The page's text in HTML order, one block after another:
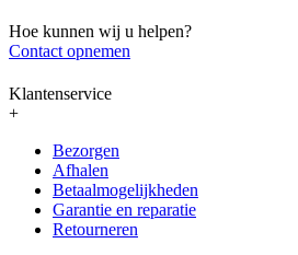
Hoe kunnen wij u helpen?
Contact opnemen
Klantenservice
+
Bezorgen
Afhalen
Betaalmogelijkheden
Garantie en reparatie
Retourneren